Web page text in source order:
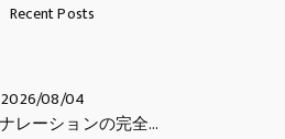
Recent Posts
2026/08/04
AIナレーションの完全ガイド｜費用相場・活用シーン・メリットと注意点・使い方【2026年最新】